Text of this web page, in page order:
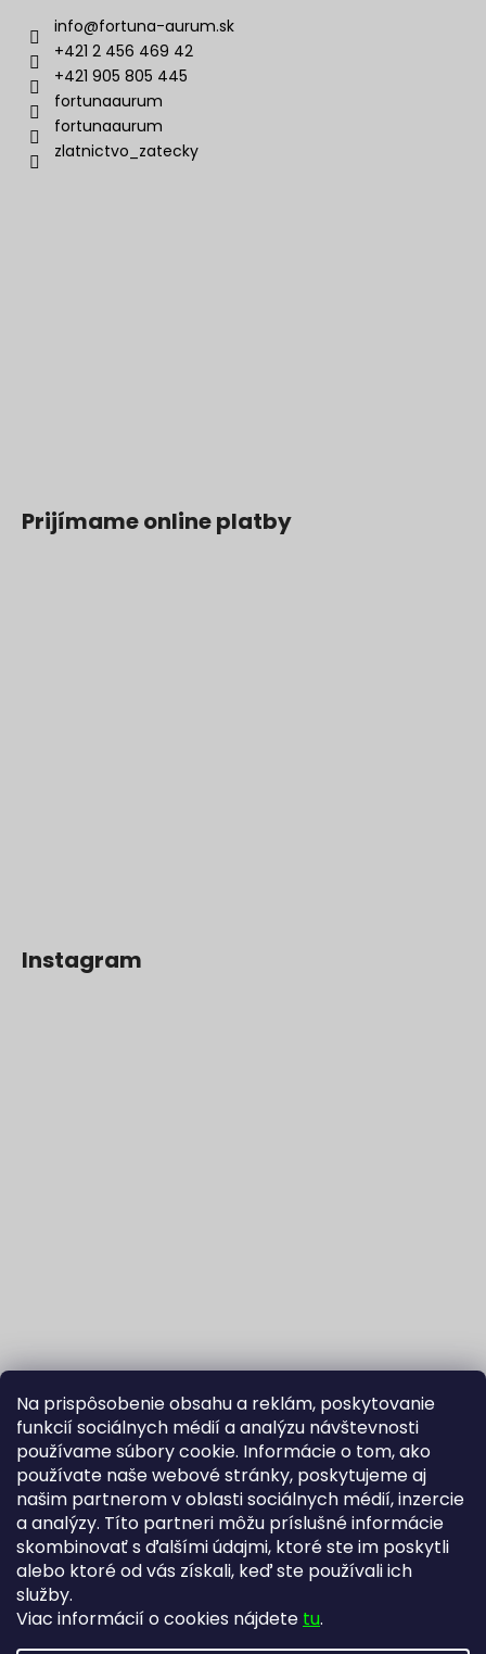
Na prispôsobenie obsahu a reklám, poskytovanie
funkcií sociálnych médií a analýzu návštevnosti
používame súbory cookie. Informácie o tom, ako
používate naše webové stránky, poskytujeme aj
našim partnerom v oblasti sociálnych médií, inzercie
a analýzy. Títo partneri môžu príslušné informácie
skombinovať s ďalšími údajmi, ktoré ste im poskytli
alebo ktoré od vás získali, keď ste používali ich
služby.
Viac informácií o cookies nájdete tu.
info@fortuna-aurum.sk
+421 2 456 469 42
+421 905 805 445
fortunaaurum
fortunaaurum
zlatnictvo_zatecky
Prijímame online platby
Instagram
Sledovať na Instagrame
Fortuna Aurum na Heureka.sk